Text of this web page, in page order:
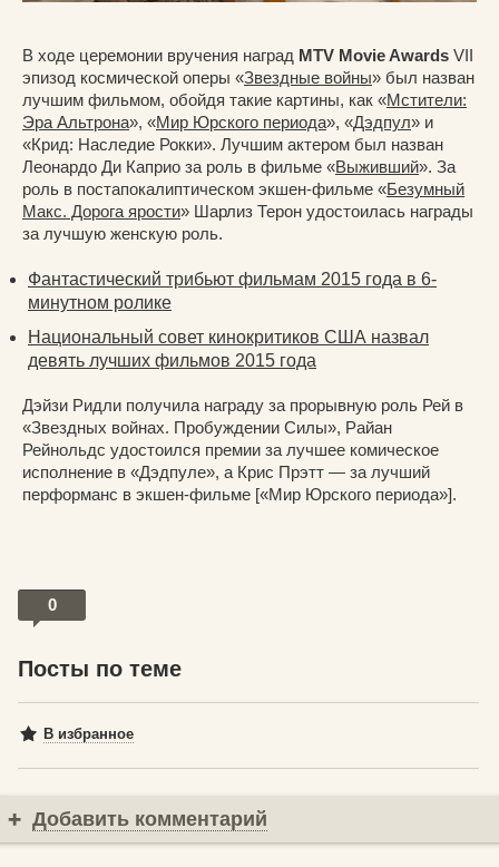
В ходе церемонии вручения наград MTV Movie Awards VII
эпизод космической оперы «Звездные войны» был назван
лучшим фильмом, обойдя такие картины, как «Мстители:
Эра Альтрона», «Мир Юрского периода», «Дэдпул» и
«Крид: Наследие Рокки». Лучшим актером был назван
Леонардо Ди Каприо за роль в фильме «Выживший». За
роль в постапокалиптическом экшен-фильме «Безумный
Макс. Дорога ярости» Шарлиз Терон удостоилась награды
за лучшую женскую роль.
Фантастический трибьют фильмам 2015 года в 6-
минутном ролике
Национальный совет кинокритиков США назвал
девять лучших фильмов 2015 года
Дэйзи Ридли получила награду за прорывную роль Рей в
«Звездных войнах. Пробуждении Силы», Райан
Рейнольдс удостоился премии за лучшее комическое
исполнение в «Дэдпуле», а Крис Прэтт — за лучший
перформанс в экшен-фильме [«Мир Юрского периода»].
0
Посты по теме
В избранное
Добавить комментарий